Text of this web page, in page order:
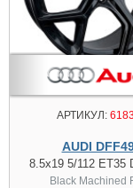
АРТИКУЛ:
AUDI
8.5x19 5/112 ET35
Black Machined